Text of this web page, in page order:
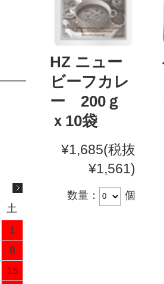
HZ ニュー
ビーフカレ
ー 200ｇ
ｘ10袋
¥1,685(税抜
¥1,561)
数量： 個
土
1
8
15